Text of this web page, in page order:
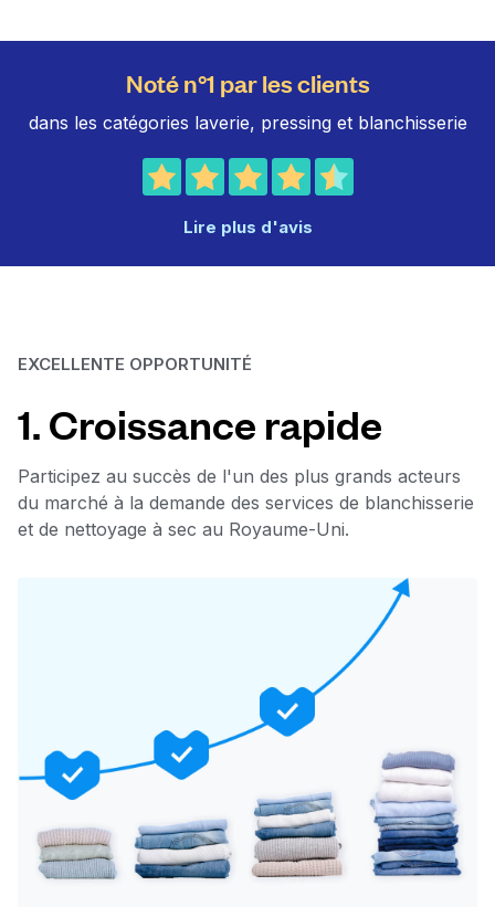
Noté n°1 par les clients
dans les catégories laverie, pressing et blanchisserie
Lire plus d'avis
EXCELLENTE OPPORTUNITÉ
1. Croissance rapide
Participez au succès de l'un des plus grands acteurs
du marché à la demande des services de blanchisserie
et de nettoyage à sec au Royaume-Uni.